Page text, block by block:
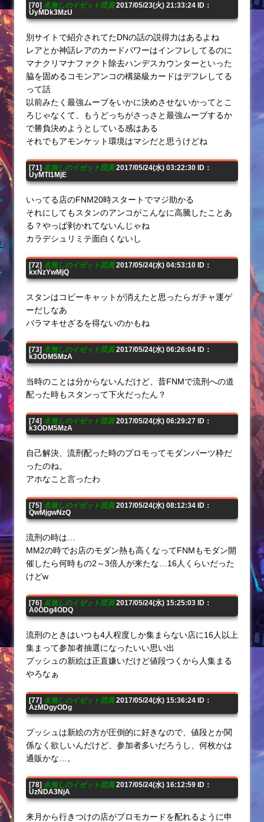
[70] 名無しのイゼット団員2017/05/23(火) 21:33:24 ID：
UyMDk3MzU
別サイトで紹介されてたDNの話の説得力はあるよね
レアとか神話レアのカードパワーはインフレしてるのに
マナクリマナファクト除去ハンデスカウンターといった
脇を固めるコモンアンコの構築級カードはデフレしてる
って話
以前みたく最強ムーブをいかに決めさせないかってとこ
ろじゃなくて、もうどっちがさっさと最強ムーブするか
で勝負決めようとしている感はある
それでもアモンケット環境はマシだと思うけどね
[71] 名無しのイゼット団員2017/05/24(水) 03:22:30 ID：
UyMTI1MjE
いってる店のFNM20時スタートでマジ助かる
それにしてもスタンのアンコがこんなに高騰したことあ
る？やっぱ剥かれてないんじゃね
カラデシュリミテ面白くないし
[72] 名無しのイゼット団員2017/05/24(水) 04:53:10 ID：
kxNzYwMjQ
スタンはコピーキャットが消えたと思ったらガチャ運ゲ
ーだしなあ
バラマキせざるを得ないのかもね
[73] 名無しのイゼット団員2017/05/24(水) 06:26:04 ID：
k3ODM5MzA
当時のことは分からないんだけど、昔FNMで流刑への道
配った時もスタンって下火だったん？
[74] 名無しのイゼット団員2017/05/24(水) 06:29:27 ID：
k3ODM5MzA
自己解決、流刑配った時のプロモってモダンパーツ枠だ
ったのね。
アホなこと言ったわ
[75] 名無しのイゼット団員2017/05/24(水) 08:12:34 ID：
QwMjgwNzQ
流刑の時は…
MM2の時でお店のモダン熱も高くなってFNMもモダン開
催したら何時もの2～3倍人が来たな…16人くらいだった
けどw
[76] 名無しのイゼット団員2017/05/24(水) 15:25:03 ID：
A0ODg4ODQ
流刑のときはいつも4人程度しか集まらない店に16人以上
集まって参加者抽選になったいい思い出
プッシュの新絵は正直嫌いだけど値段つくから人集まる
やろなぁ
[77] 名無しのイゼット団員2017/05/24(水) 15:36:24 ID：
AzMDgyODg
プッシュは新絵の方が圧倒的に好きなので、値段とか関
係なく欲しいんだけど、参加者多いだろうし、何枚かは
通販かな…。
[78] 名無しのイゼット団員2017/05/24(水) 16:12:59 ID：
UzNDA3NjA
来月から行きつけの店がプロモカードを配れるように申